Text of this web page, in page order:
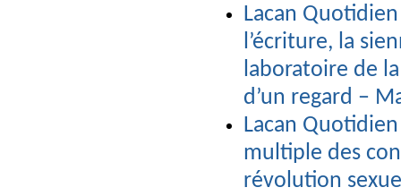
Lacan Quotidien
l’écriture, la
laboratoire de
d’un regard –
Lacan
multiple des
révolution